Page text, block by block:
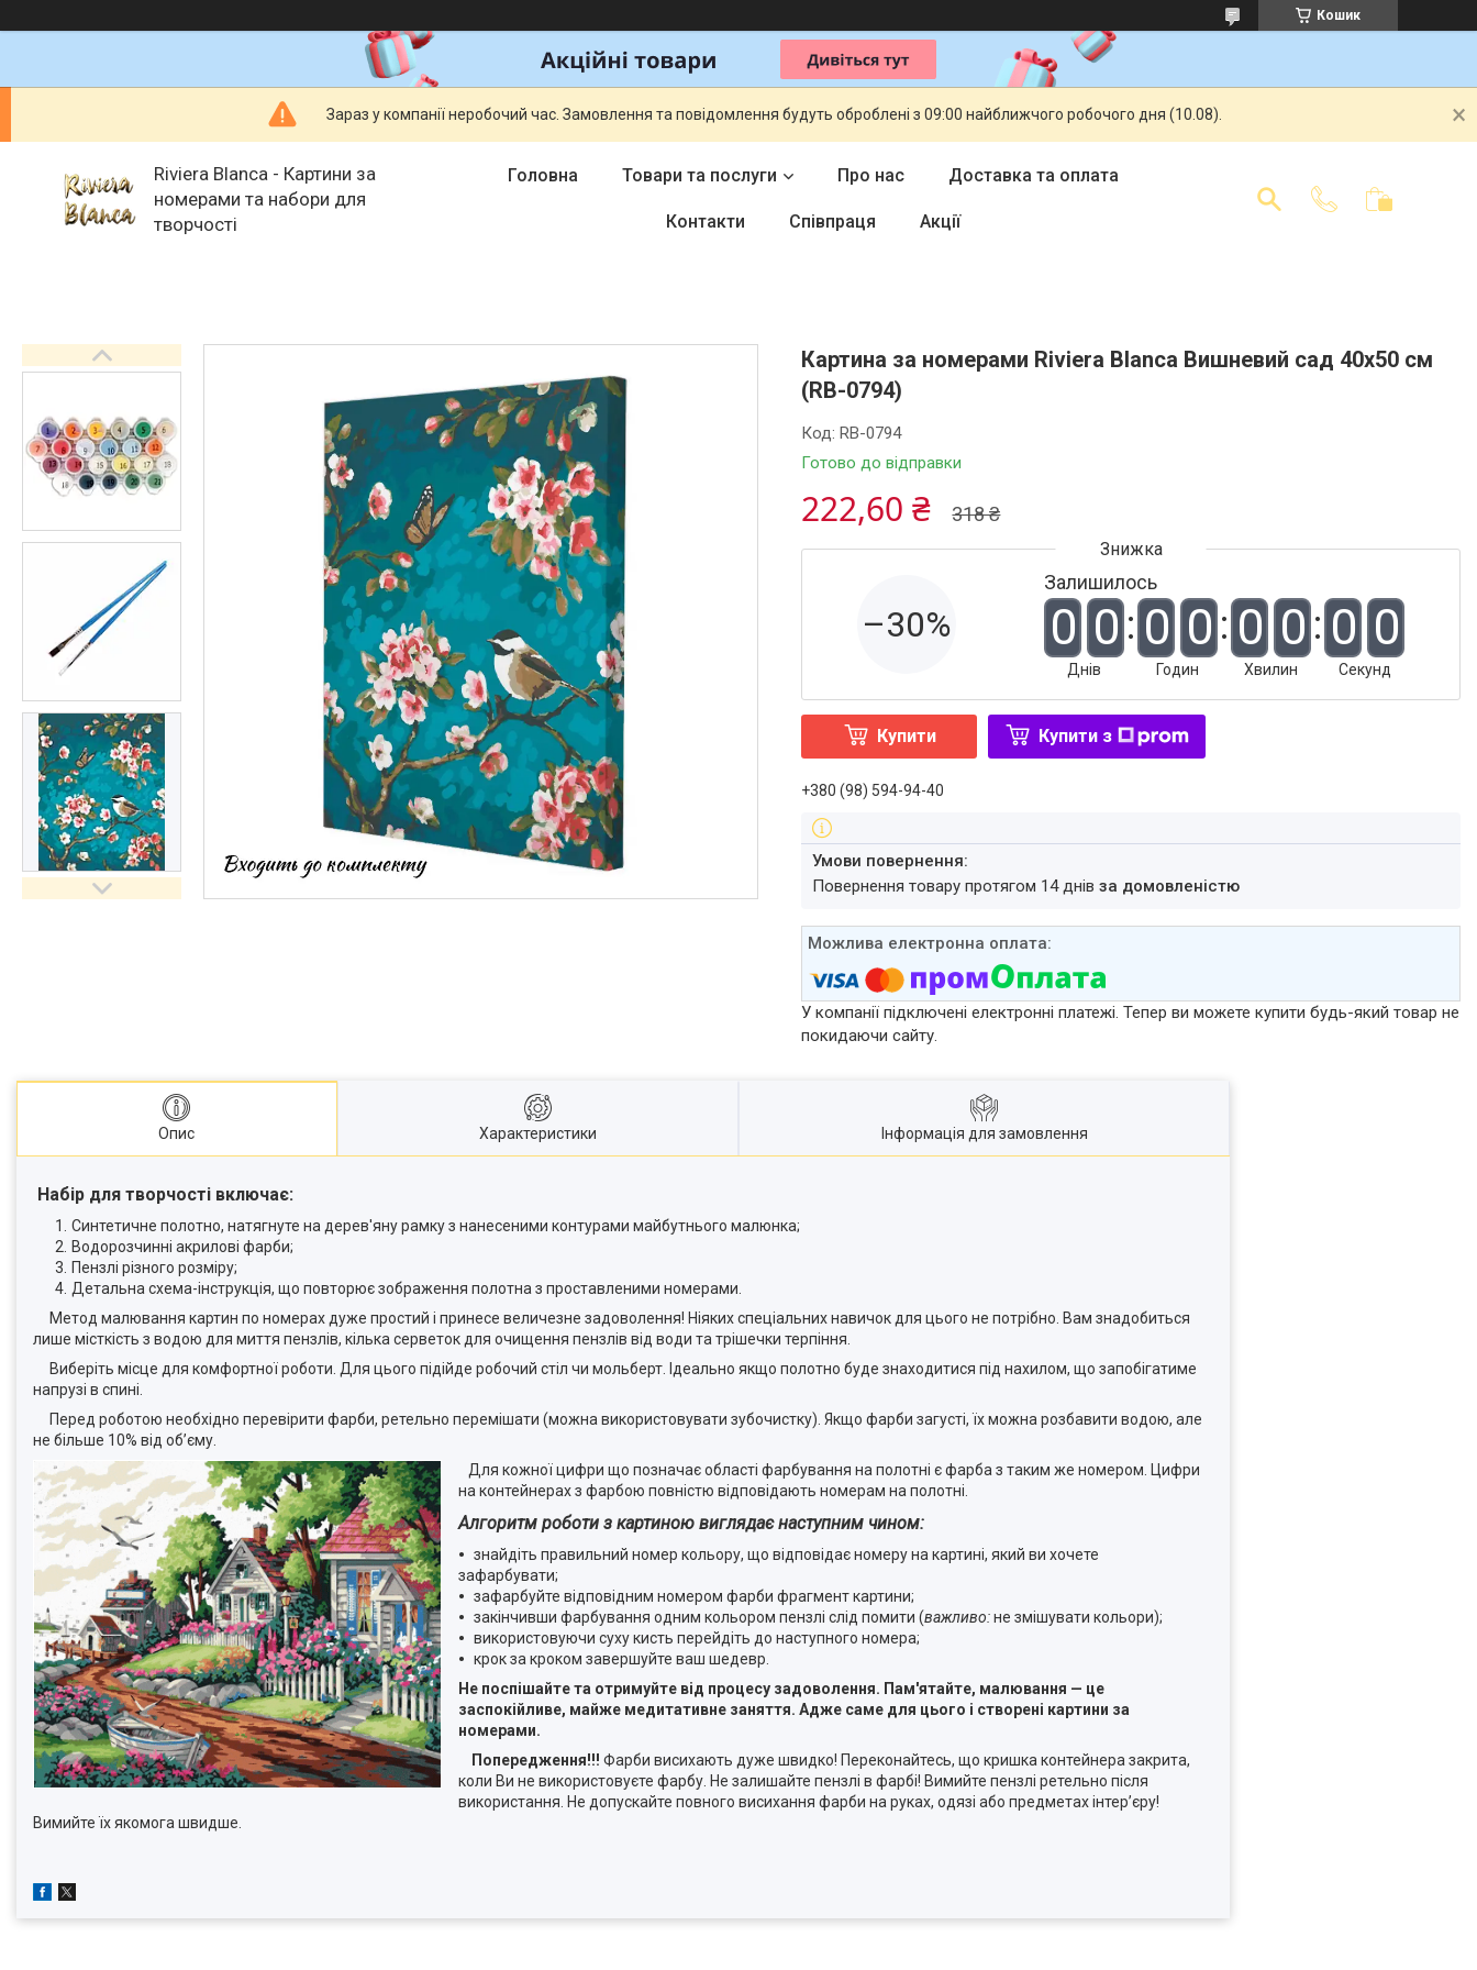
Кошик
Зараз у компанії неробочий час. Замовлення та повідомлення будуть оброблені з 09:00 найближчого робочого дня (10.08).
Riviera Blanca - Картини за
номерами та набори для
творчості
Головна Товари та послуги Про нас Доставка та оплата
Контакти Співпраця Акції
Картина за номерами Riviera Blanca Вишневий сад 40x50 см
(RB-0794)
Готово до відправки
Код:RB-0794
318 ₴
222,60 ₴
–30%
Залишилось
0 0
Днів
0 0
Годин
0 0
Хвилин
0 0
Секунд
Купити Купити з
+380 (98) 594-94-40
повернення товару протягом 14 днівза домовленістю
У компанії підключені електронні платежі. Тепер ви можете купити будь-який товар не
покидаючи сайту.
Опис Характеристики Інформація для замовлення
Набір для творчості включає:
Синтетичне полотно, натягнуте на дерев'яну рамку з нанесеними контурами майбутнього малюнка;
Водорозчинні акрилові фарби;
Пензлі різного розміру;
Детальна схема-інструкція, що повторює зображення полотна з проставленими номерами.
Метод малювання картин по номерах дуже простий і принесе величезне задоволення! Ніяких спеціальних навичок для цього не потрібно. Вам знадобиться
лише місткість з водою для миття пензлів, кілька серветок для очищення пензлів від води та трішечки терпіння.
Виберіть місце для комфортної роботи. Для цього підійде робочий стіл чи мольберт. Ідеально якщо полотно буде знаходитися під нахилом, що запобігатиме
напрузі в спині.
Перед роботою необхідно перевірити фарби, ретельно перемішати (можна використовувати зубочистку). Якщо фарби загусті, їх можна розбавити водою, але
не більше 10% від об’єму.
Для кожної цифри що позначає області фарбування на полотні є фарба з таким же номером. Цифри
на контейнерах з фарбою повністю відповідають номерам на полотні.
Алгоритм роботи з картиною виглядає наступним чином:
знайдіть правильний номер кольору, що відповідає номеру на картині, який ви хочете
зафарбувати;
зафарбуйте відповідним номером фарби фрагмент картини;
закінчивши фарбування одним кольором пензлі слід помити (важливо:не змішувати кольори);
використовуючи суху кисть перейдіть до наступного номера;
крок за кроком завершуйте ваш шедевр.
Не поспішайте та отримуйте від процесу задоволення. Пам'ятайте, малювання — це
заспокійливе, майже медитативне заняття. Адже саме для цього і створені картини за
номерами.
Попередження!!! Фарби висихають дуже швидко! Переконайтесь, що кришка контейнера закрита,
коли Ви не використовуєте фарбу. Не залишайте пензлі в фарбі! Вимийте пензлі ретельно після
використання. Не допускайте повного висихання фарби на руках, одязі або предметах інтер’єру!
Вимийте їх якомога швидше.